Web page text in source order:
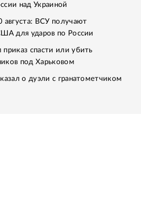
над Украиной
ВСУ получают
для ударов по России
спасти или убить
под Харьковом
о дуэли с гранатометчиком